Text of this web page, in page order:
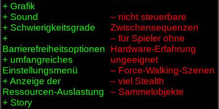
+ Grafik
+ Sound
+ Schwierigkeitsgrade
+
Barrierefreiheitsoptionen
+ umfangreiches
Einstellungsmenü
+ Anzeige der
Ressourcen-Auslastung
+ Story
– nicht steuerbare
Zwischensequenzen
– für Spieler ohne
Hardware-Erfahrung
ungeeignet
– Force-Walking-Szenen
– viel Stealth
– Sammelobjekte